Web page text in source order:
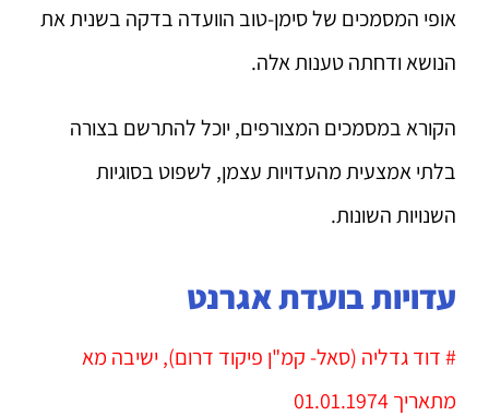
אופי המסמכים של סימן-טוב הוועדה בדקה בשנית את
הנושא ודחתה טענות אלה.
הקורא במסמכים המצורפים, יוכל להתרשם בצורה
בלתי אמצעית מהעדויות עצמן, לשפוט בסוגיות
השנויות השונות.
עדויות בועדת אגרנט
# דוד גדליה (סאל- קמ"ן פיקוד דרום), ישיבה מא
מתאריך 01.01.1974